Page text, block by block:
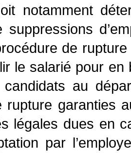
notamment
suppressions
de
le salarié pour
candidats au
rupture garanties
légales dues en
par